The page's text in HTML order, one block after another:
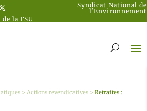
Syndicat National de
l’Environnement
la FSU
>Actions revendicatives >Retraites :